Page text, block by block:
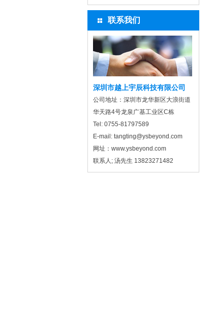
联系我们
深圳市越上宇辰科技有限公司
公司地址：深圳市龙华新区大浪街道
华天路4号龙泉广基工业区C栋
Tel: 0755-81797589
E-mail: tangting@ysbeyond.com
网址：www.ysbeyond.com
联系人; 汤先生 13823271482